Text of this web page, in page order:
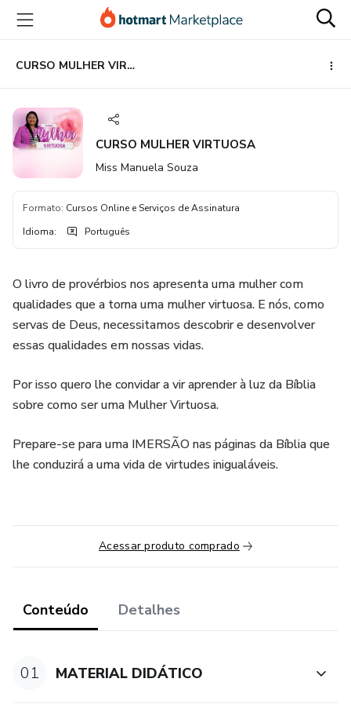
para
conteúdo
principal
para
pagamento
para
rodapé
CURSO MULHER VIRTUOSA
CURSO MULHER VIRTUOSA
Miss Manuela Souza
Formato: Cursos Online e Serviços de Assinatura
Idioma: Português
O livro de provérbios nos apresenta uma mulher com
qualidades que a torna uma mulher virtuosa. E nós, como
servas de Deus, necessitamos descobrir e desenvolver
essas qualidades em nossas vidas.
Por isso quero lhe convidar a vir aprender à luz da Bíblia
sobre como ser uma Mulher Virtuosa.
Prepare-se para uma IMERSÃO nas páginas da Bíblia que
lhe conduzirá a uma vida de virtudes inigualáveis.
Acessar produto comprado
Conteúdo Detalhes
01 MATERIAL DIDÁTICO